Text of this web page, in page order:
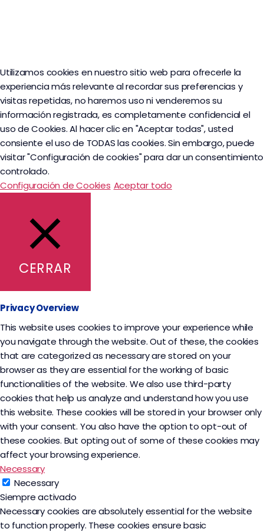
Utilizamos cookies en nuestro sitio web para ofrecerle la
experiencia más relevante al recordar sus preferencias y
visitas repetidas, no haremos uso ni venderemos su
información registrada, es completamente confidencial el
uso de Cookies. Al hacer clic en "Aceptar todas", usted
consiente el uso de TODAS las cookies. Sin embargo, puede
visitar "Configuración de cookies" para dar un consentimiento
controlado.
Configuración de Cookies Aceptar todo
CERRAR
Privacy Overview
This website uses cookies to improve your experience while
you navigate through the website. Out of these, the cookies
that are categorized as necessary are stored on your
browser as they are essential for the working of basic
functionalities of the website. We also use third-party
cookies that help us analyze and understand how you use
this website. These cookies will be stored in your browser only
with your consent. You also have the option to opt-out of
these cookies. But opting out of some of these cookies may
affect your browsing experience.
Necessary
Necessary
Siempre activado
Necessary cookies are absolutely essential for the website
to function properly. These cookies ensure basic